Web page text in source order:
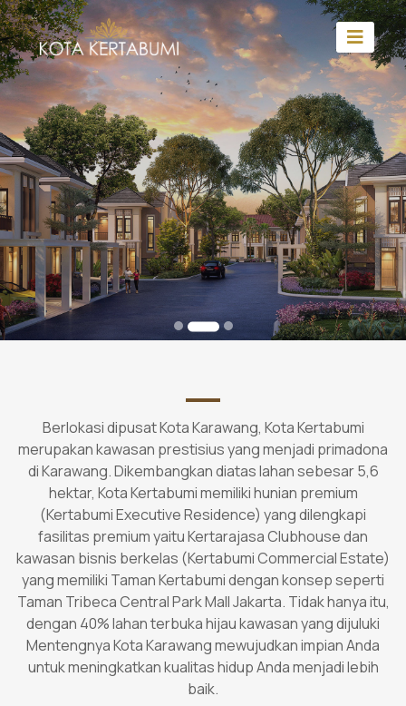
Berlokasi dipusat Kota Karawang, Kota Kertabumi
merupakan kawasan prestisius yang menjadi primadona
di Karawang. Dikembangkan diatas lahan sebesar 5,6
hektar, Kota Kertabumi memiliki hunian premium
(Kertabumi Executive Residence) yang dilengkapi
fasilitas premium yaitu Kertarajasa Clubhouse dan
kawasan bisnis berkelas (Kertabumi Commercial Estate)
yang memiliki Taman Kertabumi dengan konsep seperti
Taman Tribeca Central Park Mall Jakarta. Tidak hanya itu,
dengan 40% lahan terbuka hijau kawasan yang dijuluki
Mentengnya Kota Karawang mewujudkan impian Anda
untuk meningkatkan kualitas hidup Anda menjadi lebih
baik.